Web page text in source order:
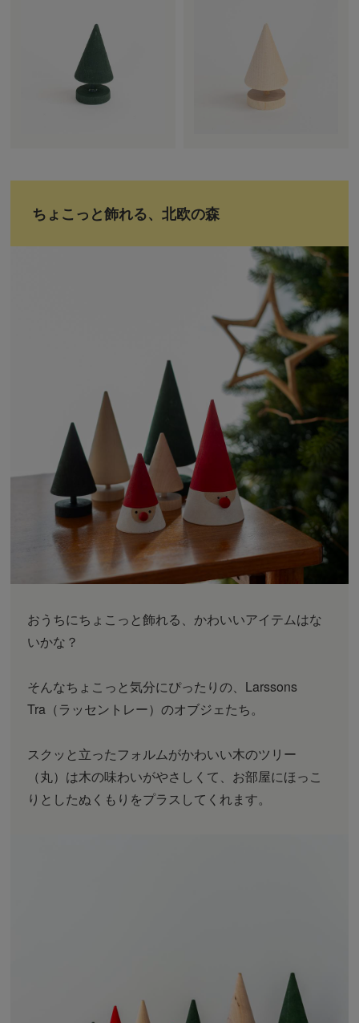
ちょこっと飾れる、北欧の森
おうちにちょこっと飾れる、かわいいアイテムはな
いかな？
そんなちょこっと気分にぴったりの、Larssons
Tra（ラッセントレー）のオブジェたち。
スクッと立ったフォルムがかわいい木のツリー
（丸）は木の味わいがやさしくて、お部屋にほっこ
りとしたぬくもりをプラスしてくれます。